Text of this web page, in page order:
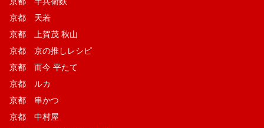
京都 天若
京都 上賀茂 秋山
京都 京の推しレシピ
京都 而今 平たて
京都 ルカ
京都 串かつ
京都 中村屋